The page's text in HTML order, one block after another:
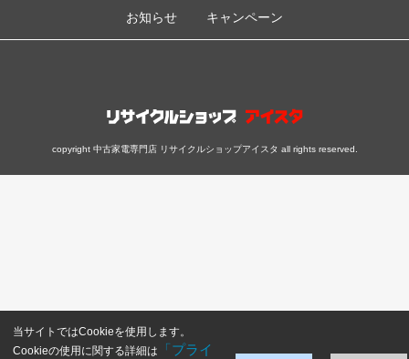
当サイトではCookieを使用します。
Cookieの使用に関する詳細は
「プライ
お知らせ キャンペーン
copyright 中古家電専門店 リサイクルショップアイスタ all rights reserved.